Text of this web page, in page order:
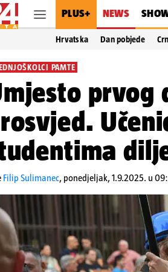
PLUS+ NEWS
Hrvatska Dan pobjede
PAMTE
prvog
Filip Sulimanec, ponedjeljak, 1.9.2025. u